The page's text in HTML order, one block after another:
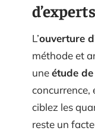
d’experts
L’ouverture
méthode et
uneétude
concurrence,
ciblez les
reste un